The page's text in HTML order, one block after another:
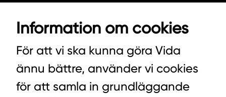
BOX 100
342 21 ALVESTA
VÄXEL HUVUDKONTORET: 0472-439 00
VÄXEL PELLETS/STALLSTRÖ: 0393-216 50
Information om cookies
För att vi ska kunna göra Vida
ännu bättre, använder vi cookies
för att samla in grundläggande